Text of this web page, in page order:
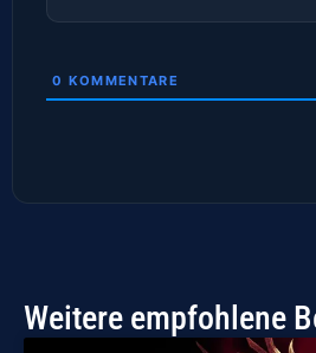
0 KOMMENTARE
Weitere empfohlene